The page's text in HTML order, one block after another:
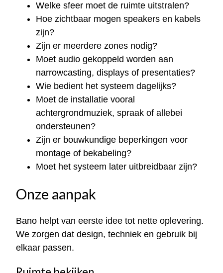
Welke sfeer moet de ruimte uitstralen?
Hoe zichtbaar mogen speakers en kabels
zijn?
Zijn er meerdere zones nodig?
Moet audio gekoppeld worden aan
narrowcasting, displays of presentaties?
Wie bedient het systeem dagelijks?
Moet de installatie vooral
achtergrondmuziek, spraak of allebei
ondersteunen?
Zijn er bouwkundige beperkingen voor
montage of bekabeling?
Moet het systeem later uitbreidbaar zijn?
Onze aanpak
Bano helpt van eerste idee tot nette oplevering.
We zorgen dat design, techniek en gebruik bij
elkaar passen.